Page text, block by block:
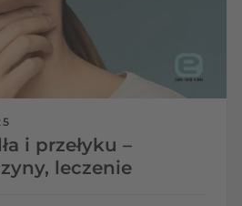
i przełyku –
leczenie